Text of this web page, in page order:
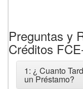
Preguntas y
Créditos
1: ¿ Cuanto
un Préstamo?